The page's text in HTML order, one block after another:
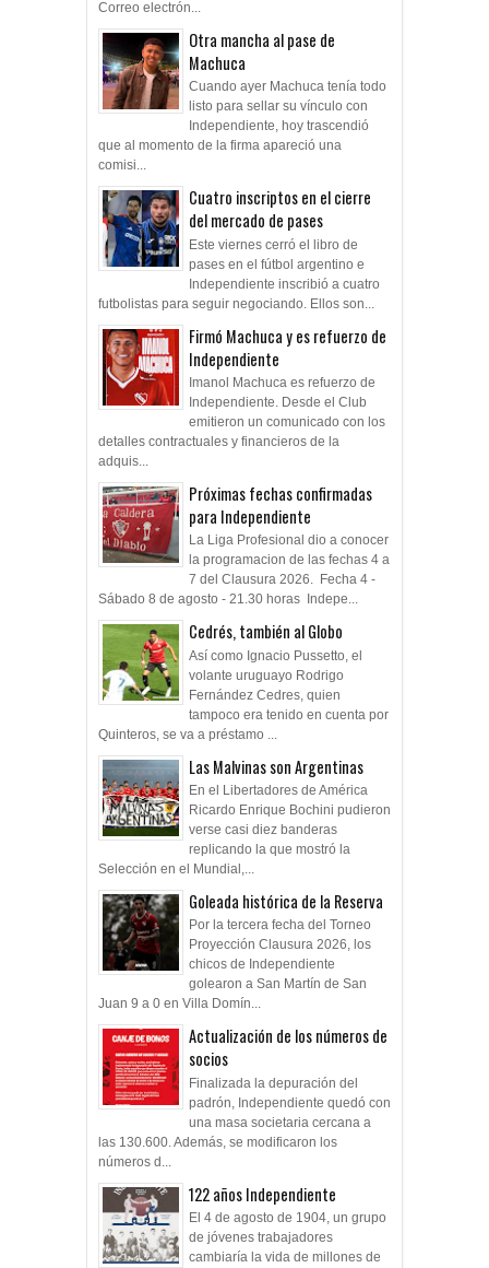
Correo electrón...
Otra mancha al pase de
Machuca
Cuando ayer Machuca tenía todo
listo para sellar su vínculo con
Independiente, hoy trascendió
que al momento de la firma apareció una
comisi...
Cuatro inscriptos en el cierre
del mercado de pases
Este viernes cerró el libro de
pases en el fútbol argentino e
Independiente inscribió a cuatro
futbolistas para seguir negociando. Ellos son...
Firmó Machuca y es refuerzo de
Independiente
Imanol Machuca es refuerzo de
Independiente. Desde el Club
emitieron un comunicado con los
detalles contractuales y financieros de la
adquis...
Próximas fechas confirmadas
para Independiente
La Liga Profesional dio a conocer
la programacion de las fechas 4 a
7 del Clausura 2026. Fecha 4 -
Sábado 8 de agosto - 21.30 horas Indepe...
Cedrés, también al Globo
Así como Ignacio Pussetto, el
volante uruguayo Rodrigo
Fernández Cedres, quien
tampoco era tenido en cuenta por
Quinteros, se va a préstamo ...
Las Malvinas son Argentinas
En el Libertadores de América
Ricardo Enrique Bochini pudieron
verse casi diez banderas
replicando la que mostró la
Selección en el Mundial,...
Goleada histórica de la Reserva
Por la tercera fecha del Torneo
Proyección Clausura 2026, los
chicos de Independiente
golearon a San Martín de San
Juan 9 a 0 en Villa Domín...
Actualización de los números de
socios
Finalizada la depuración del
padrón, Independiente quedó con
una masa societaria cercana a
las 130.600. Además, se modificaron los
números d...
122 años Independiente
El 4 de agosto de 1904, un grupo
de jóvenes trabajadores
cambiaría la vida de millones de